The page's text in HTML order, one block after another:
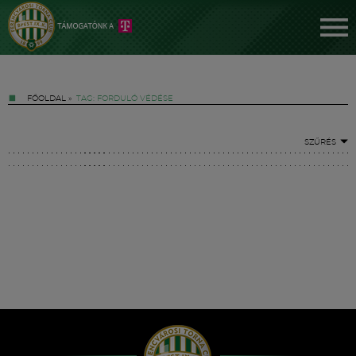
FŐOLDAL » TAG: FORDULÓ VÉDÉSE
SZŰRÉS
Hírek